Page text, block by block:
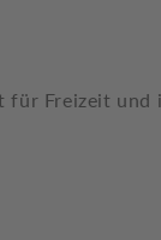
Freizeit